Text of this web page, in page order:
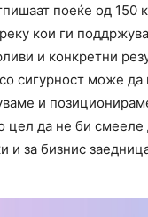
поеќе од
кои ги
и конкретни
сигурност може
и
цел да не би
и за бизнис